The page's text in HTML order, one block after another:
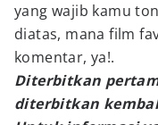
yang wajib kamu
diatas, mana film
komentar, ya!.
Diterbitkan
diterbitkan